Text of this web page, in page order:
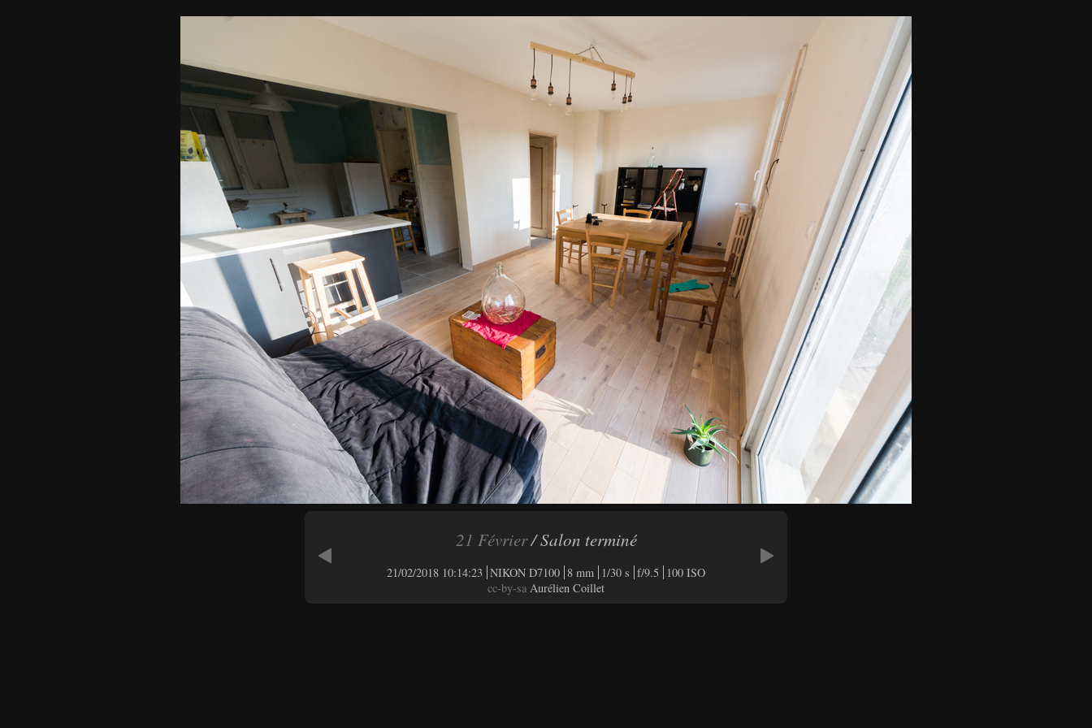
21 Février/ Salon terminé
21/02/2018 10:14:23 NIKON D7100 8 mm 1/30 s f/9.5
100 ISO
cc-by-sa Aurélien Coillet